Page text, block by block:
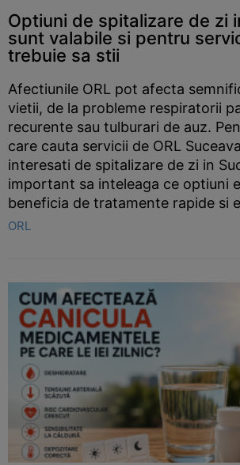
Optiuni de spitalizare de zi
sunt valabile si pentru
trebuie sa stii
Afectiunile ORL pot afecta
vietii, de la probleme respiratorii
recurente sau tulburari de auz.
care cauta servicii de ORL
interesati de spitalizare de zi in
important sa inteleaga ce optiuni
beneficia de tratamente rapide si
ORL